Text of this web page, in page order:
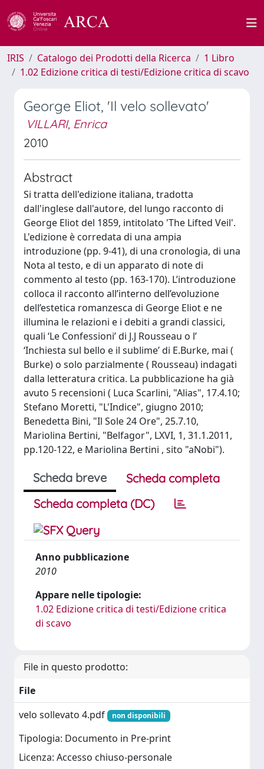
IRIS Catalogo dei Prodotti della Ricerca
1 Libro
1.02 Edizione critica di testi/Edizione critica di scavo
George Eliot, 'Il velo sollevato'
VILLARI, Enrica
2010
Abstract
Si tratta dell'edizione italiana, tradotta
dall'inglese dall'autore, del lungo racconto di
George Eliot del 1859, intitolato 'The Lifted Veil'.
L'edizione è corredata di una ampia
introduzione (pp. 9-41), di una cronologia, di una
Nota al testo, e di un apparato di note di
commento al testo (pp. 163-170). L’introduzione
colloca il racconto all’interno dell’evoluzione
dell’estetica romanzesca di George Eliot e ne
illumina le relazioni e i debiti a grandi classici,
quali ‘Le Confessioni’ di J.J Rousseau o l’
‘Inchiesta sul bello e il sublime’ di E.Burke, mai (
Burke) o solo parzialmente ( Rousseau) indagati
dalla letteratura critica. La pubblicazione ha già
avuto 5 recensioni ( Luca Scarlini, "Alias", 17.4.10;
Stefano Moretti, "L'Indice", giugno 2010;
Benedetta Bini, "Il Sole 24 Ore", 25.7.10,
Mariolina Bertini, "Belfagor", LXVI, 1, 31.1.2011,
pp.120-122, e Mariolina Bertini , sito "aNobi").
Scheda breve
Scheda completa
Scheda completa (DC)
Anno pubblicazione
2010
Appare nelle tipologie:
1.02 Edizione critica di testi/Edizione critica
di scavo
File in questo prodotto:
File
velo sollevato 4.pdf
non disponibili
Tipologia: Documento in Pre-print
Licenza: Accesso chiuso-personale